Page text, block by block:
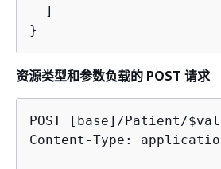
  ]
}
资源类型和参数负载的 POST 请求
POST [base]/Patient/
Content-Type: